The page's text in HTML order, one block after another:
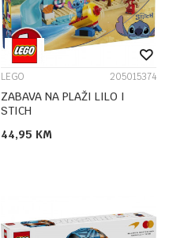
LEGO 205015374
ZABAVA NA PLAŽI LILO I
STICH
44,95 KM